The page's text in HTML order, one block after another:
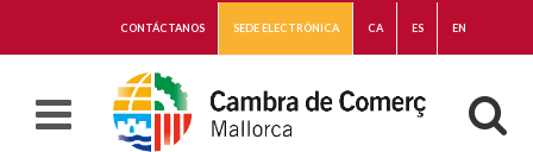
CONTÁCTANOS SEDE ELECTRÓNICA CA ES EN